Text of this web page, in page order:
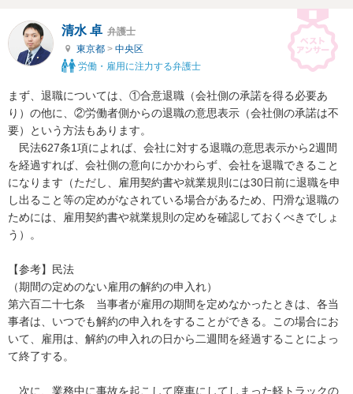
清水 卓 弁護士
東京都 > 中央区
労働・雇用に注力する弁護士
まず、退職については、①合意退職（会社側の承諾を得る必要あ
り）の他に、②労働者側からの退職の意思表示（会社側の承諾は不
要）という方法もあります。
民法627条1項によれば、会社に対する退職の意思表示から2週間
を経過すれば、会社側の意向にかかわらず、会社を退職できること
になります（ただし、雇用契約書や就業規則には30日前に退職を申
し出ること等の定めがなされている場合があるため、円滑な退職の
ためには、雇用契約書や就業規則の定めを確認しておくべきでしょ
う）。
【参考】民法
（期間の定めのない雇用の解約の申入れ）
第六百二十七条　当事者が雇用の期間を定めなかったときは、各当
事者は、いつでも解約の申入れをすることができる。この場合にお
いて、雇用は、解約の申入れの日から二週間を経過することによっ
て終了する。
次に、業務中に事故を起こして廃車にしてしまった軽トラックの